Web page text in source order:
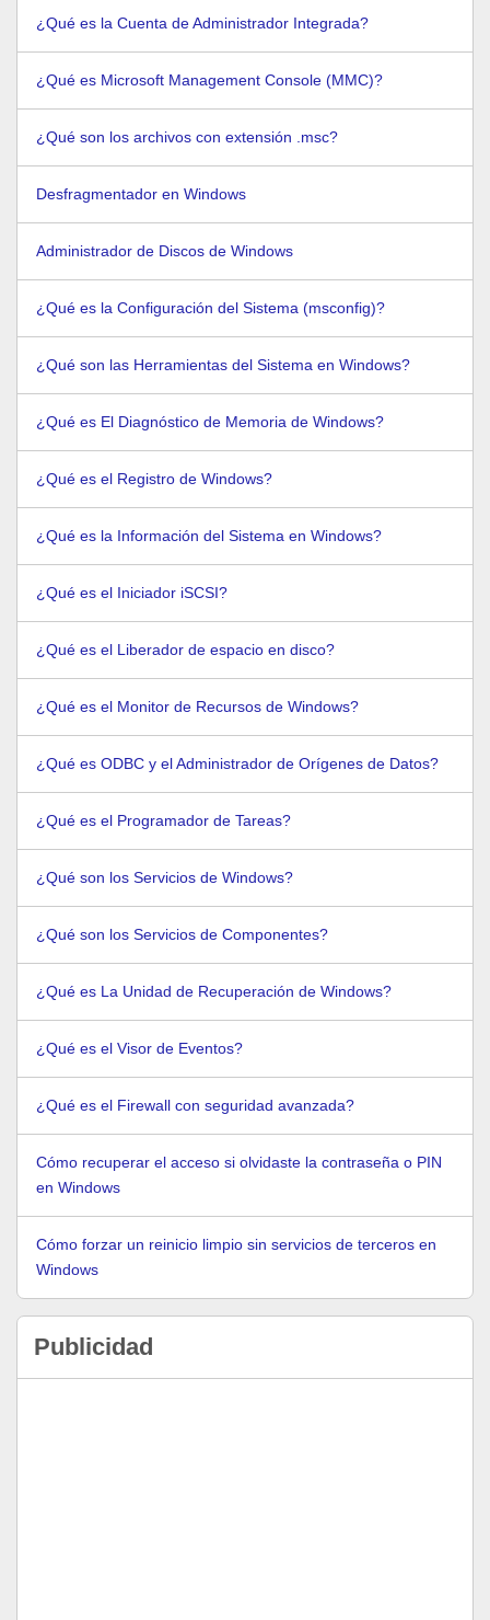
¿Qué es la Cuenta de Administrador Integrada?
¿Qué es Microsoft Management Console (MMC)?
¿Qué son los archivos con extensión .msc?
Desfragmentador en Windows
Administrador de Discos de Windows
¿Qué es la Configuración del Sistema (msconfig)?
¿Qué son las Herramientas del Sistema en Windows?
¿Qué es El Diagnóstico de Memoria de Windows?
¿Qué es el Registro de Windows?
¿Qué es la Información del Sistema en Windows?
¿Qué es el Iniciador iSCSI?
¿Qué es el Liberador de espacio en disco?
¿Qué es el Monitor de Recursos de Windows?
¿Qué es ODBC y el Administrador de Orígenes de Datos?
¿Qué es el Programador de Tareas?
¿Qué son los Servicios de Windows?
¿Qué son los Servicios de Componentes?
¿Qué es La Unidad de Recuperación de Windows?
¿Qué es el Visor de Eventos?
¿Qué es el Firewall con seguridad avanzada?
Cómo recuperar el acceso si olvidaste la contraseña o PIN
en Windows
Cómo forzar un reinicio limpio sin servicios de terceros en
Windows
Publicidad